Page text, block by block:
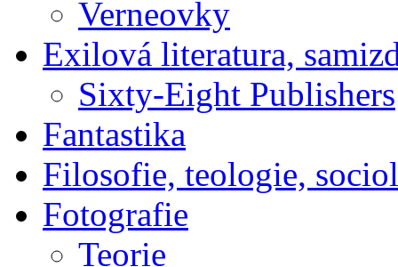
Verneovky
Exilová literatura,
Sixty-Eight Publishers
Fantastika
Filosofie, teologie,
Fotografie
Teorie